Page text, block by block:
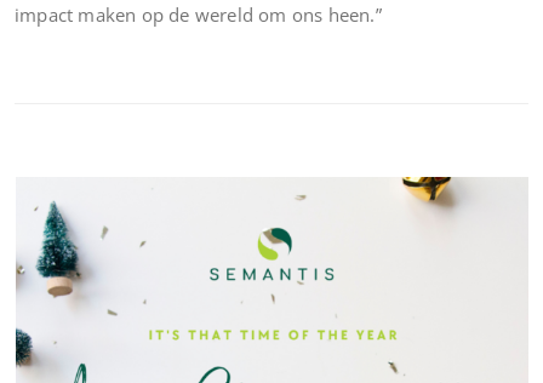
impact maken op de wereld om ons heen.”